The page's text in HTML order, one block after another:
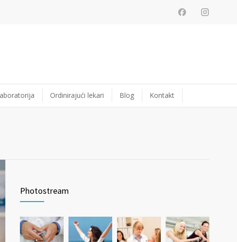
Ordinirajući lekari Blog Kontakt
Photostream